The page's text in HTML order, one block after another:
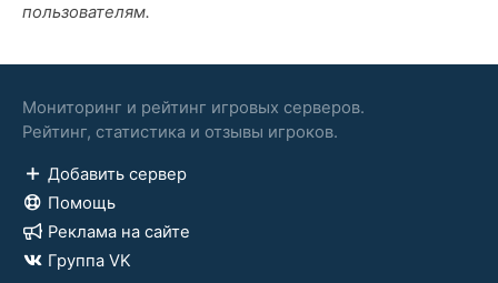
пользователям.
Мониторинг и рейтинг игровых серверов.
Рейтинг, статистика и отзывы игроков.
Добавить сервер
Помощь
Реклама на сайте
Группа VK